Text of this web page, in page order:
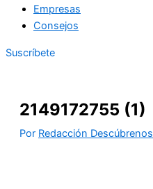
Empresas
Consejos
Suscríbete
2149172755 (1)
Por Redacción Descúbrenos